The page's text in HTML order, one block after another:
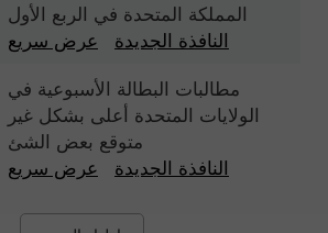
المملكة المتحدة في الربع الأول
النافذة الجديدة
عرض سريع
مطالبات البطالة الأسبوعية في
الولايات المتحدة أعلى بشكل غير
متوقع بعض الشئ
النافذة الجديدة
عرض سريع